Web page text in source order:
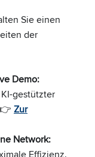
Sie einen
der
Demo:
gestützter
Zur
Network: